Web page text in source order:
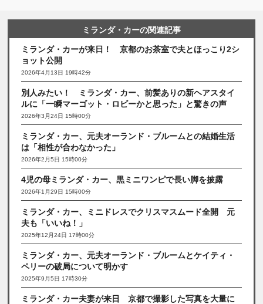
ミランダ・カーの関連記事
ミランダ・カーが来日！ 京都のお茶室で夫とほっこり2シ
ョット公開
2026年4月13日 19時42分
別人みたい！ ミランダ・カー、前髪ありの新ヘアスタイ
ルに「一瞬マーゴット・ロビーかと思った」と驚きの声
2026年3月24日 15時00分
ミランダ・カー、元夫オーランド・ブルームとの結婚生活
は「相性が合わなかった」
2026年2月5日 15時00分
4児の母ミランダ・カー、黒ミニワンピで長い脚を披露
2026年1月29日 15時00分
ミランダ・カー、ミニドレスでクリスマスムード全開 元
夫も「いいね！」
2025年12月24日 17時00分
ミランダ・カー、元夫オーランド・ブルームとケイティ・
ペリーの破局について明かす
2025年9月5日 17時30分
ミランダ・カー夫妻が来日 京都で撮影した写真を大量に